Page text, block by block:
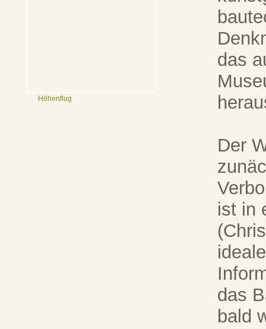
Höhenflug
das
Der
ist in
das
bald